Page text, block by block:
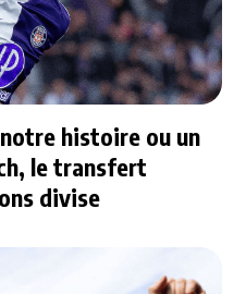
histoire ou un
le transfert
divise